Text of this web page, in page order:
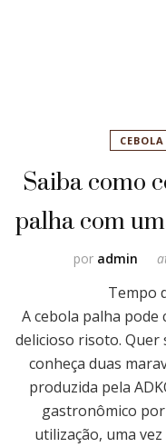
Saiba como
palha com
por admin
Tempo
A cebola palha
delicioso risoto. Quer
conheça duas
produzida pela
gastronômico
utilização, uma